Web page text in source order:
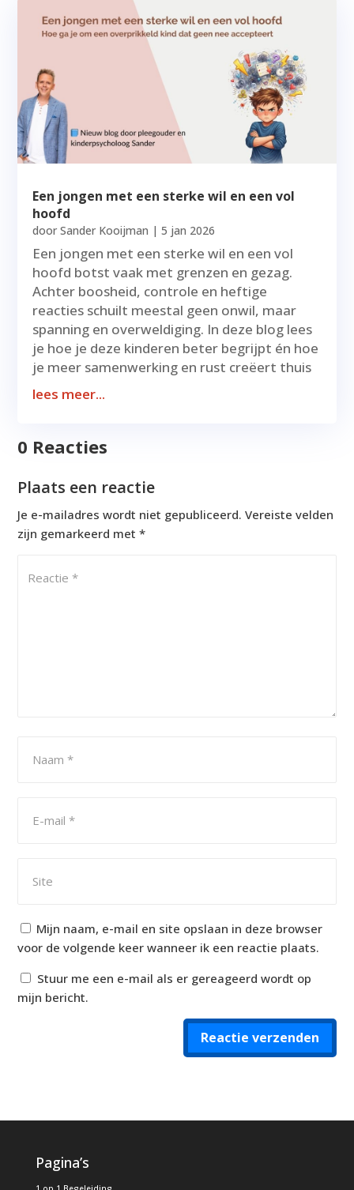
Een jongen met een sterke wil en een vol
hoofd
doorSander Kooijman |5 jan 2026
Een jongen met een sterke wil en een vol
hoofd botst vaak met grenzen en gezag.
Achter boosheid, controle en heftige
reacties schuilt meestal geen onwil, maar
spanning en overweldiging. In deze blog lees
je hoe je deze kinderen beter begrijpt én hoe
je meer samenwerking en rust creëert thuis
lees meer...
0 Reacties
Plaats een reactie
Je e-mailadres wordt niet gepubliceerd. Vereiste velden
zijn gemarkeerd met*
Mijn naam, e-mail en site opslaan in deze browser
voor de volgende keer wanneer ik een reactie plaats.
Stuur me een e-mail als er gereageerd wordt op
mijn bericht.
Reactie verzenden
Pagina’s